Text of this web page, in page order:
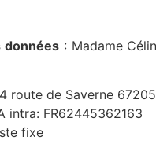
données: Madame
route de Saverne
intra: FR62445362163
fixe